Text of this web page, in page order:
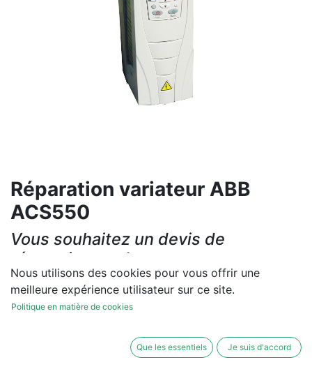
Réparation variateur ABB
ACS550
Vous souhaitez un devis de
réparation ou de vente, un
diagnostic sur site?
Contactez-nous
Nous utilisons des cookies pour vous offrir une
meilleure expérience utilisateur sur ce site.
Politique en matière de cookies
Que les essentiels Je suis d'accord